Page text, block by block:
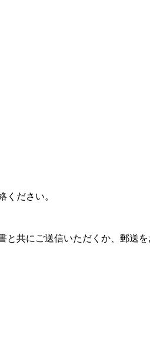
ださい。
と共にご送信いただくか、郵送を